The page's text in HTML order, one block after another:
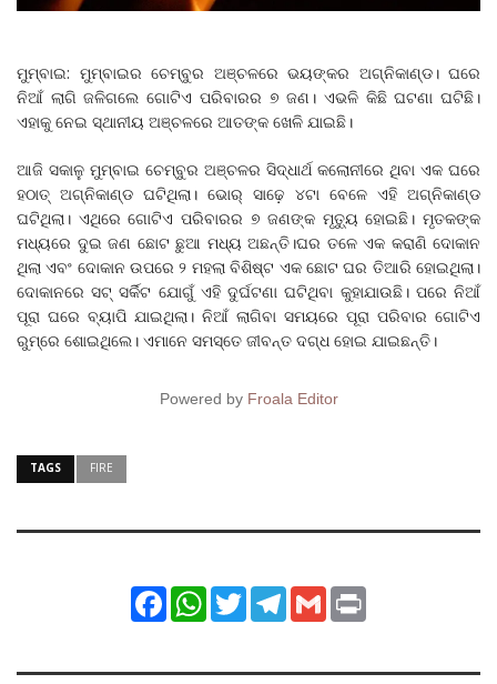
ମୁମ୍ବାଇ: ମୁମ୍ବାଇର ଚେମ୍ବୁର ଅଞ୍ଚଳରେ ଭୟଙ୍କର ଅଗ୍ନିକାଣ୍ଡ। ଘରେ
ନିଆଁ ଲାଗି ଜଳିଗଲେ ଗୋଟିଏ ପରିବାରର ୭ ଜଣ। ଏଭଳି କିଛି ଘଟଣା ଘଟିଛି।
ଏହାକୁ ନେଇ ସ୍ଥାନୀୟ ଅଞ୍ଚଳରେ ଆତଙ୍କ ଖେଳି ଯାଇଛି।
ଆଜି ସକାଳୁ ମୁମ୍ବାଇ ଚେମ୍ବୁର ଅଞ୍ଚଳର ସିଦ୍ଧାର୍ଥ କଲୋନୀରେ ଥିବା ଏକ ଘରେ
ହଠାତ୍‌ ଅଗ୍ନିକାଣ୍ଡ ଘଟିଥିଲା। ଭୋର୍‌ ସାଢ଼େ ୪ଟା ବେଳେ ଏହି ଅଗ୍ନିକାଣ୍ଡ
ଘଟିଥିଲା। ଏଥିରେ ଗୋଟିଏ ପରିବାରର ୭ ଜଣଙ୍କ ମୃତ୍ୟୁ ହୋଇଛି। ମୃତକଙ୍କ
ମଧ୍ୟରେ ଦୁଇ ଜଣ ଛୋଟ ଛୁଆ ମଧ୍ୟ ଅଛନ୍ତି।ଘର ତଳେ ଏକ କରାଣି ଦୋକାନ
ଥିଲା ଏବଂ ଦୋକାନ ଉପରେ ୨ ମହଲା ବିଶିଷ୍ଟ ଏକ ଛୋଟ ଘର ତିଆରି ହୋଇଥିଲା।
ଦୋକାନରେ ସଟ୍‌ ସର୍କିଟ ଯୋଗୁଁ ଏହି ଦୁର୍ଘଟଣା ଘଟିଥିବା କୁହାଯାଉଛି। ପରେ ନିଆଁ
ପୂରା ଘରେ ବ୍ୟାପି ଯାଇଥିଲା। ନିଆଁ ଲାଗିବା ସମୟରେ ପୂରା ପରିବାର ଗୋଟିଏ
ରୁମ୍‌ରେ ଶୋଇଥିଲେ। ଏମାନେ ସମସ୍ତେ ଜୀବନ୍ତ ଦଗ୍ଧ ହୋଇ ଯାଇଛନ୍ତି।
Powered by Froala Editor
TAGS FIRE
FacebookWhatsApp
TwitterTelegram
Gmail